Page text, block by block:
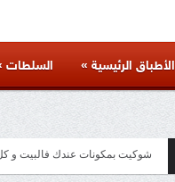
الأطباق الرئيسية » السلطات
مائدة أسيوية بأكثر من ست وصفات